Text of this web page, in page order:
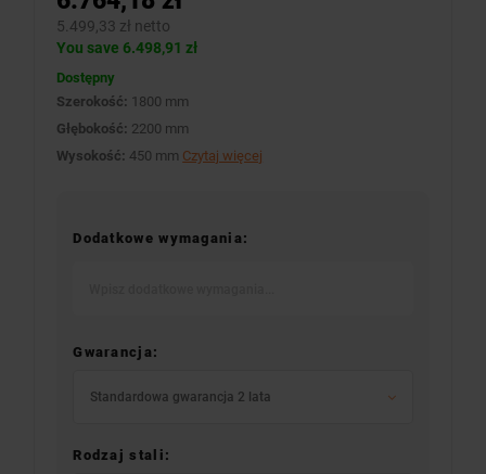
5.499,33 zł netto
You save 6.498,91 zł
Dostępny
Szerokość: 1800 mm
Głębokość: 2200 mm
Wysokość: 450 mm Czytaj więcej
Dodatkowe wymagania:
Gwarancja:
Standardowa gwarancja 2 lata
Rodzaj stali: